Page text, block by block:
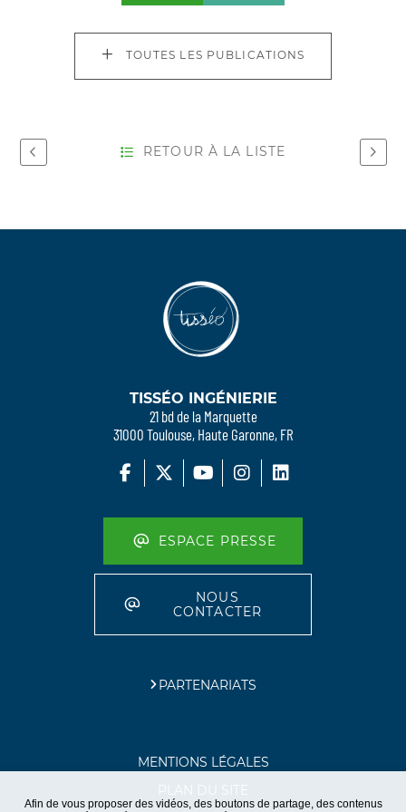
Afin de vous proposer des vidéos, des boutons de partage, des contenus
TOUTES LES PUBLICATIONS
RETOUR À LA LISTE
TISSÉO INGÉNIERIE
21 bd de la Marquette
31000 Toulouse, Haute Garonne, FR
ESPACE PRESSE
NOUS
CONTACTER
PARTENARIATS
MENTIONS LÉGALES
PLAN DU SITE